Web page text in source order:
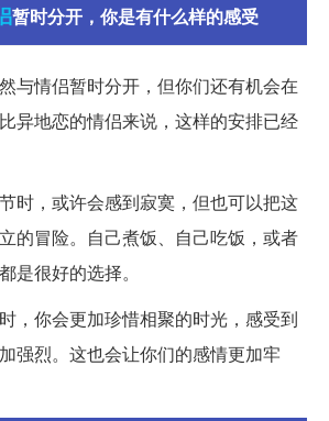
暂时分开，你是有什么样的感受
与情侣暂时分开，但你们还有机会在
异地恋的情侣来说，这样的安排已经
时，或许会感到寂寞，但也可以把这
的冒险。自己煮饭、自己吃饭，或者
是很好的选择。
，你会更加珍惜相聚的时光，感受到
强烈。这也会让你们的感情更加牢